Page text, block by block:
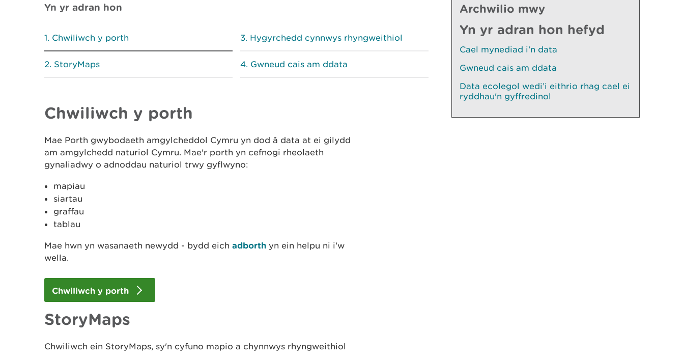
Yn yr adran hon
Chwiliwch y porth
StoryMaps
Hygyrchedd cynnwys rhyngweithiol
Gwneud cais am ddata
Chwiliwch y porth
Mae Porth gwybodaeth amgylcheddol Cymru yn dod â data at ei gilydd
am amgylchedd naturiol Cymru. Mae'r porth yn cefnogi rheolaeth
gynaliadwy o adnoddau naturiol trwy gyflwyno:
mapiau
siartau
graffau
tablau
Mae hwn yn wasanaeth newydd - bydd eich adborth yn ein helpu ni i'w
wella.
Chwiliwch y porth
StoryMaps
Chwiliwch ein StoryMaps, sy'n cyfuno mapio a chynnwys rhyngweithiol
Archwilio mwy
Yn yr adran hon hefyd
Cael mynediad i'n data
Gwneud cais am ddata
Data ecolegol wedi’i eithrio rhag cael ei
ryddhau'n gyffredinol